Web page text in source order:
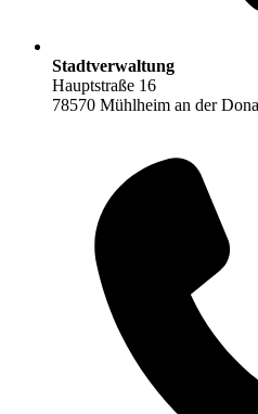
Stadtverwaltung
Hauptstraße 16
78570 Mühlheim an der